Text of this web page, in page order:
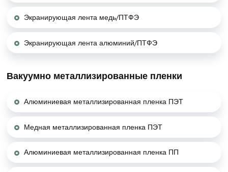
Экранирующая лента медь/ПТФЭ
Экранирующая лента алюминий/ПТФЭ
Вакуумно металлизированные пленки
Алюминиевая металлизированная пленка ПЭТ
Медная металлизированная пленка ПЭТ
Алюминиевая металлизированная пленка ПП